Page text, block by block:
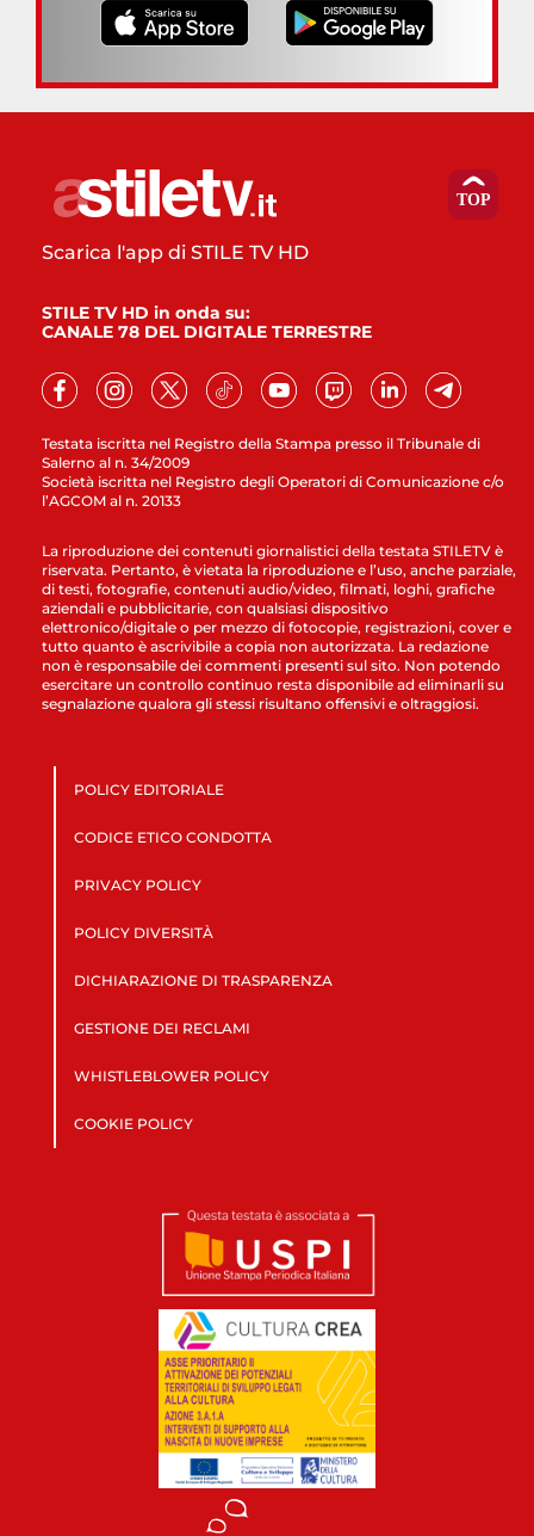
Testata iscritta nel Registro della Stampa presso il Tribunale di
Salerno al n. 34/2009
Società iscritta nel Registro degli Operatori di Comunicazione c/o
l’AGCOM al n. 20133
Scarica l'app di STILE TV HD
STILE TV HD in onda su:
CANALE 78 DEL DIGITALE TERRESTRE
La riproduzione dei contenuti giornalistici della testata STILETV è
riservata. Pertanto, è vietata la riproduzione e l’uso, anche parziale,
di testi, fotografie, contenuti audio/video, filmati, loghi, grafiche
aziendali e pubblicitarie, con qualsiasi dispositivo
elettronico/digitale o per mezzo di fotocopie, registrazioni, cover e
tutto quanto è ascrivibile a copia non autorizzata. La redazione
non è responsabile dei commenti presenti sul sito. Non potendo
esercitare un controllo continuo resta disponibile ad eliminarli su
segnalazione qualora gli stessi risultano offensivi e oltraggiosi.
POLICY EDITORIALE
CODICE ETICO CONDOTTA
PRIVACY POLICY
POLICY DIVERSITÀ
DICHIARAZIONE DI TRASPARENZA
GESTIONE DEI RECLAMI
WHISTLEBLOWER POLICY
COOKIE POLICY